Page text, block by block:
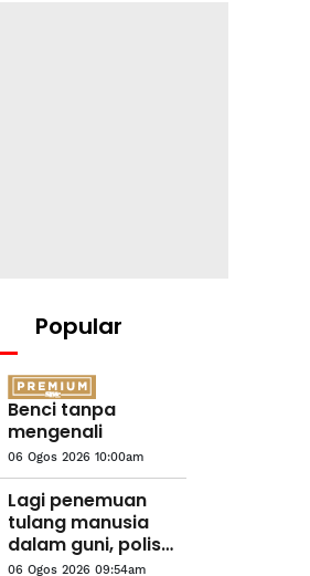
Popular
Benci tanpa
mengenali
06 Ogos 2026 10:00am
Lagi penemuan
tulang manusia
dalam guni, polis
buka siasatan kes
06 Ogos 2026 09:54am